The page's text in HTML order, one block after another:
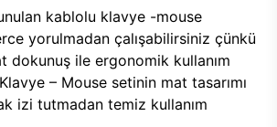
kablolu klavye -mouse
yorulmadan çalışabilirsiniz çünkü
dokunuş ile ergonomik kullanım
– Mouse setinin mat tasarımı
izi tutmadan temiz kullanım